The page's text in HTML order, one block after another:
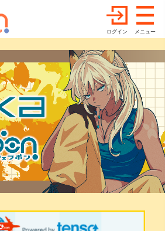
ログイン メニュー